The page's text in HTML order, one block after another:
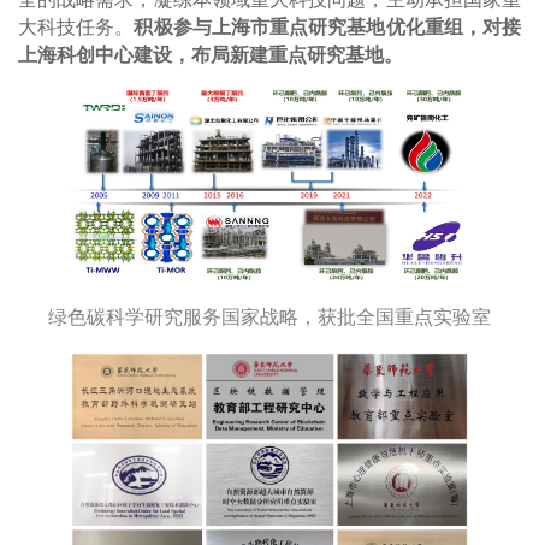
大科技任务。积极参与上海市重点研究基地优化重组，对接
上海科创中心建设，布局新建重点研究基地。
绿色碳科学研究服务国家战略，获批全国重点实验室